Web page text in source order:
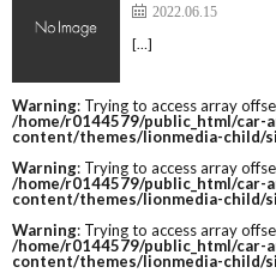
2022.06.15
[…]
Warning: Trying to access array
/home/r0144579/public_html/car-
content/themes/lionmedia-child/
Warning: Trying to access array
/home/r0144579/public_html/car-
content/themes/lionmedia-child/
Warning: Trying to access array
/home/r0144579/public_html/car-
content/themes/lionmedia-child/